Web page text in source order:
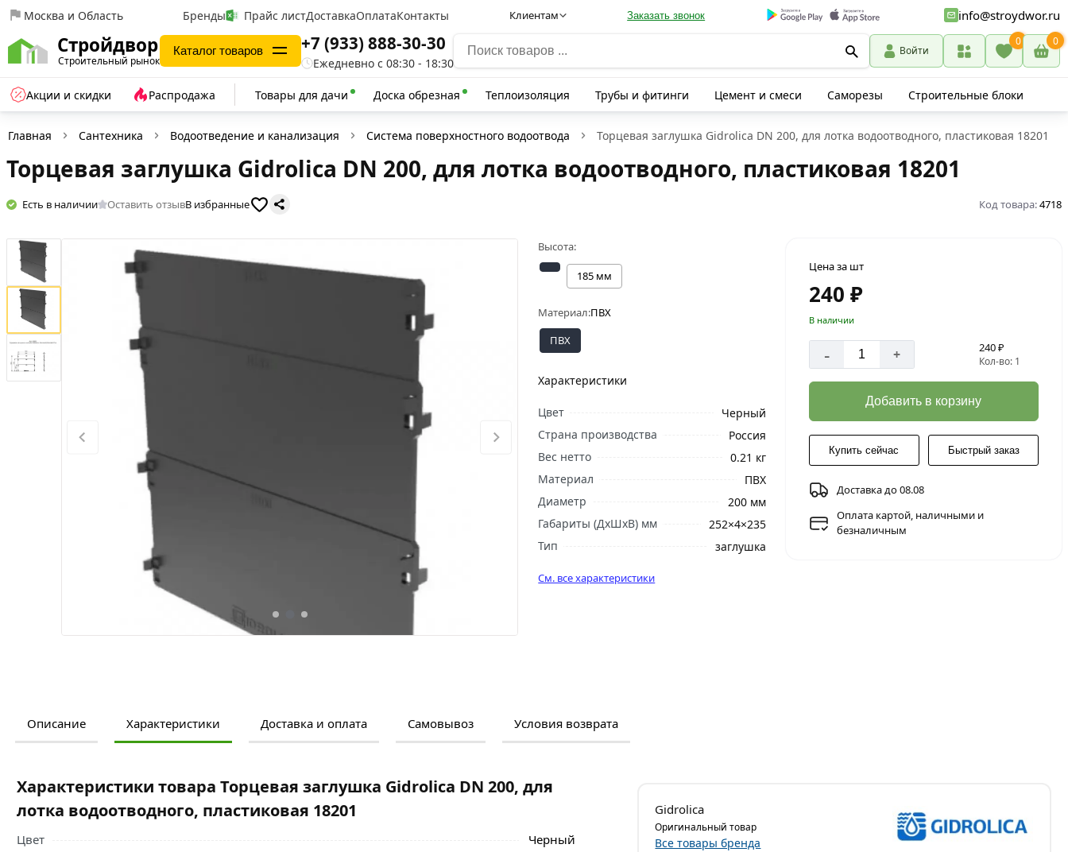
Москва и Область Бренды Прайс листДоставкаОплатаКонтакты Клиентам Заказать звонок info@stroydwor.ru
Стройдвор
Строительный рынок
Каталог товаров +7 (933) 888-30-30
Ежедневно с 08:30 - 18:30
Войти
0 0
Акции и скидки Распродажа Товары для дачи Доска обрезная Теплоизоляция Трубы и фитинги Цемент и смеси Саморезы Строительные блоки
Главная Сантехника Водоотведение и канализация Система поверхностного водоотвода Торцевая заглушка Gidrolica DN 200, для лотка водоотводного, пластиковая 18201
Торцевая заглушка Gidrolica DN 200, для лотка водоотводного, пластиковая 18201
Есть в наличии Оставить отзывВ избранные Код товара:4718
Высота:
185 мм
Материал:ПВХ
ПВХ
Характеристики
Цвет
Черный
Страна производства
Россия
Вес нетто
0.21 кг
Материал
ПВХ
Диаметр
200 мм
Габариты (ДхШхВ) мм
252×4×235
Тип
заглушка
См. все характеристики
Цена за шт
240 ₽
В наличии
- + 240 ₽
Кол-во: 1
Добавить в корзину
Купить сейчас Быстрый заказ
Доставка до 08.08
Оплата картой, наличными и
безналичным
Описание Характеристики Доставка и оплата Самовывоз Условия возврата
Ознакомьтесь с подробными характеристиками, описанием и отзывами о товаре, чтобы сделать
Условия доставки и цены на товар Торцевая заглушка Gidrolica DN 200, для лотка водоотводного,
пластиковая 18201 из категорииСистема поверхностного водоотвода
области.
Характеристики товара Торцевая заглушка Gidrolica DN 200, для
лотка водоотводного, пластиковая 18201
Цвет
Черный
Gidrolica
Оригинальный товар
Все товары бренда